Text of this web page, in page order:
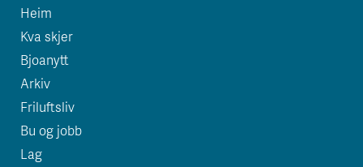
Heim
Kva skjer
Bjoanytt
Arkiv
Friluftsliv
Bu og jobb
Lag